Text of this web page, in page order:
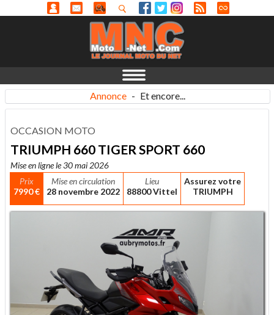
Annonce - Et encore...
OCCASION MOTO
TRIUMPH 660 TIGER SPORT 660
Mise en ligne le 30 mai 2026
Prix
7990 €
Mise en circulation
28 novembre 2022
Lieu
88800 Vittel
Assurez votre
TRIUMPH